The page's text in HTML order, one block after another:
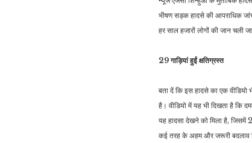
भीषण सड़क हादसे की आपराधिक
हर साल हजारों लोगों की जान चली
29 गाड़ियां हुईं क्षतिग्रस्त
बता दें कि इस हादसे का एक
है। वीडियो में यह भी दिखता है कि
यह हादसा देखने को मिला है, जिसमें
कई तरह के अहम और जरूरी बदलाव